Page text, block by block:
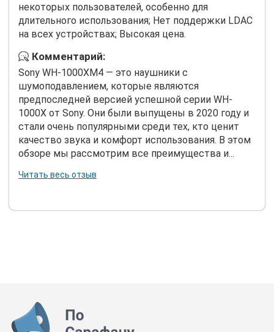
некоторых пользователей, особенно для
длительного использования; Нет поддержки LDAC
на всех устройствах; Высокая цена.
Комментарий:
Sony WH-1000XM4 — это наушники с
шумоподавлением, которые являются
предпоследней версией успешной серии WH-
1000X от Sony. Они были выпущены в 2020 году и
стали очень популярными среди тех, кто ценит
качество звука и комфорт использования. В этом
обзоре мы рассмотрим все преимущества и...
Читать весь отзыв